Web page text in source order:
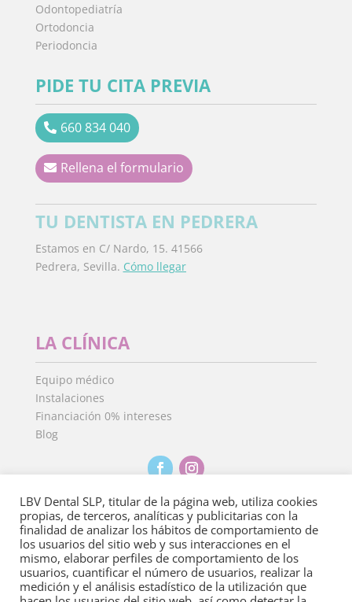
Odontopediatría
Ortodoncia
Periodoncia
PIDE TU CITA PREVIA
660 834 040
Rellena el formulario
TU DENTISTA EN PEDRERA
Estamos en C/ Nardo, 15. 41566
Pedrera, Sevilla. Cómo llegar
LA CLÍNICA
Equipo médico
Instalaciones
Financiación 0% intereses
Blog
Aviso Legal·Política de Privacidad·Política de
cookies
Copyright 2022©Clínica Dental Isdent. Todos los derechos
LBV Dental SLP, titular de la página web, utiliza cookies
propias, de terceros, analíticas y publicitarias con la
finalidad de analizar los hábitos de comportamiento de
los usuarios del sitio web y sus interacciones en el
mismo, elaborar perfiles de comportamiento de los
usuarios, cuantificar el número de usuarios, realizar la
medición y el análisis estadístico de la utilización que